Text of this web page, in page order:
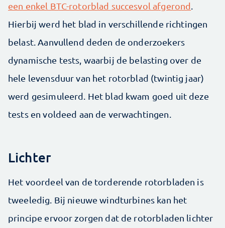
een enkel BTC-rotorblad succesvol afgerond.
Hierbij werd het blad in verschillende richtingen
belast. Aanvullend deden de onderzoekers
dynamische tests, waarbij de belasting over de
hele levensduur van het rotorblad (twintig jaar)
werd gesimuleerd. Het blad kwam goed uit deze
tests en voldeed aan de verwachtingen.
Lichter
Het voordeel van de torderende rotorbladen is
tweeledig. Bij nieuwe windturbines kan het
principe ervoor zorgen dat de rotorbladen lichter